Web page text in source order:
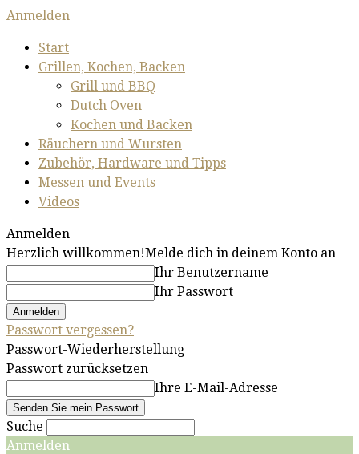
Anmelden
Start
Grillen, Kochen, Backen
Grill und BBQ
Dutch Oven
Kochen und Backen
Räuchern und Wursten
Zubehör, Hardware und Tipps
Messen und Events
Videos
Anmelden
Herzlich willkommen!Melde dich in deinem Konto an
Ihr Benutzername
Ihr Passwort
Passwort vergessen?
Passwort-Wiederherstellung
Passwort zurücksetzen
Ihre E-Mail-Adresse
Suche
Anmelden